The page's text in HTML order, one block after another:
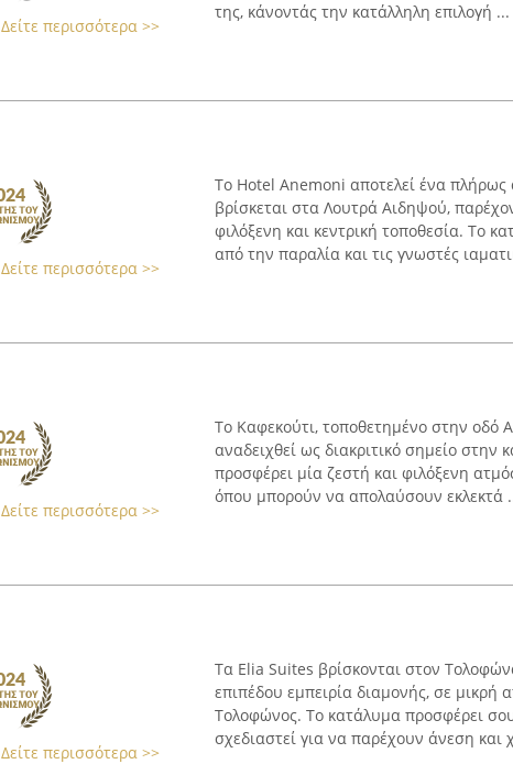
Δείτε περισσότερα >>
της, κάνοντάς την κατάλληλη επιλογή ...
Δείτε περισσότερα >>
Το Hotel Anemoni αποτελεί ένα πλήρως
βρίσκεται στα Λουτρά Αιδηψού,
φιλόξενη και κεντρική τοποθεσία. Το
από την παραλία και τις γνωστές
Δείτε περισσότερα >>
Το Καφεκούτι, τοποθετημένο στην οδό
αναδειχθεί ως διακριτικό σημείο
προσφέρει μία ζεστή και φιλόξενη
όπου μπορούν να απολαύσουν εκλεκτά
Δείτε περισσότερα >>
Τα Elia Suites βρίσκονται στον
επιπέδου εμπειρία διαμονής, σε
Τολοφώνος. Το κατάλυμα προσφέρει
σχεδιαστεί για να παρέχουν άνεση